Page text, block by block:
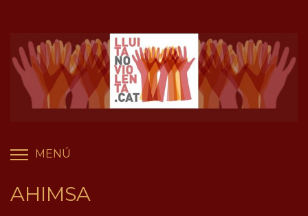
contingut
MENÚ
AHIMSA